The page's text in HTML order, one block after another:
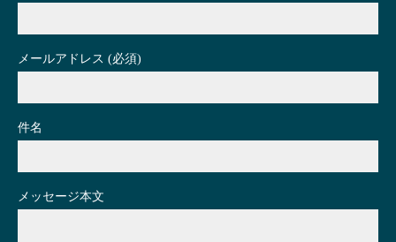
メールアドレス (必須)
件名
メッセージ本文